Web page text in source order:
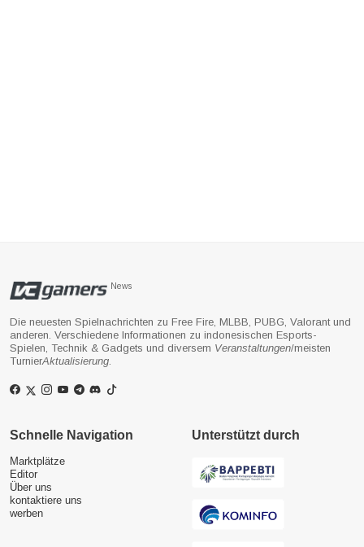
News
Die neuesten Spielnachrichten zu Free Fire, MLBB, PUBG, Valorant und
anderen. Verschiedene Informationen zu indonesischen Esports-
Spielen, Technik & Gadgets und diversem Veranstaltungen/meisten
TurnierAktualisierung
Schnelle Navigation
Marktplätze
Editor
Über uns
kontaktiere uns
werben
Unterstützt durch